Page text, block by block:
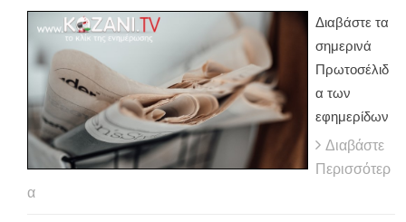
Διαβάστε τα
σημερινά
Πρωτοσέλιδ
α των
εφημερίδων
Διαβάστε
Περισσότερ
α